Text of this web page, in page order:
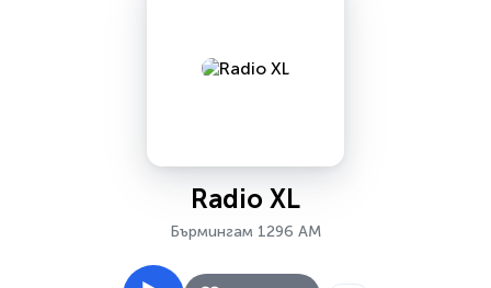
Radio XL
Бърмингам 1296 AM